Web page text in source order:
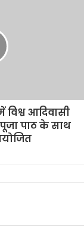
विश्व आदिवासी
पाठ के साथ